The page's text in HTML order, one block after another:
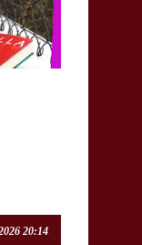
20:14